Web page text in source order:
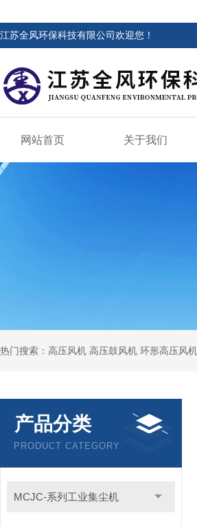
江苏全风环保科技有限公司欢迎您！
网站首页 关于我们
热门搜索：高压风机 高压鼓风机 环形高压风
产品分类
PRODUCT CATEGORY
MCJC-系列工业集尘机